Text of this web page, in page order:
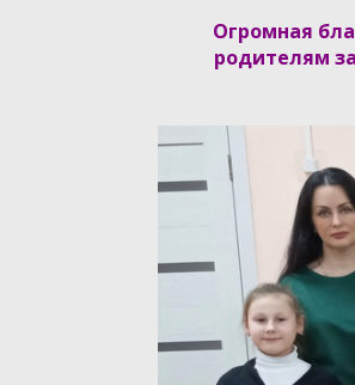
Огромная
родителям